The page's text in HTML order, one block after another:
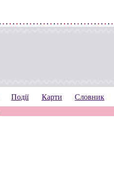
Події Карти Словник